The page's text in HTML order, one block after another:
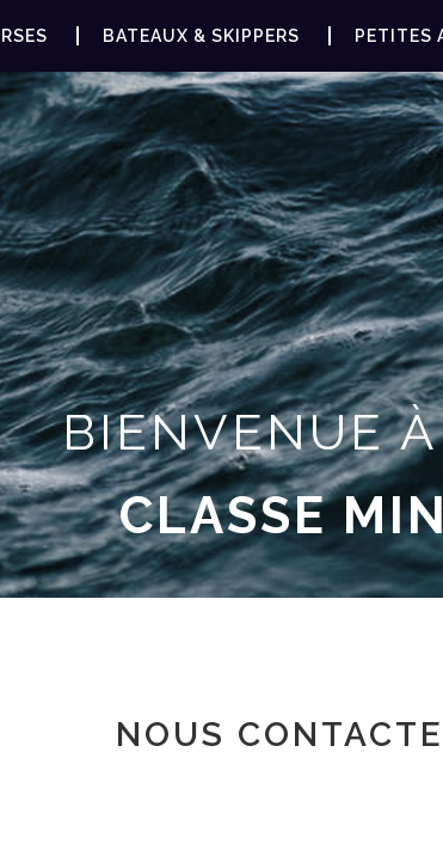
BATEAUX & SKIPPERS PETITES
BIENVENUE
CLASSE
NOUS